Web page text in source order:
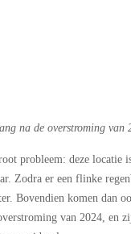
na de overstroming van
probleem: deze locatie
Zodra er een flinke
Bovendien komen dan
van 2024, en